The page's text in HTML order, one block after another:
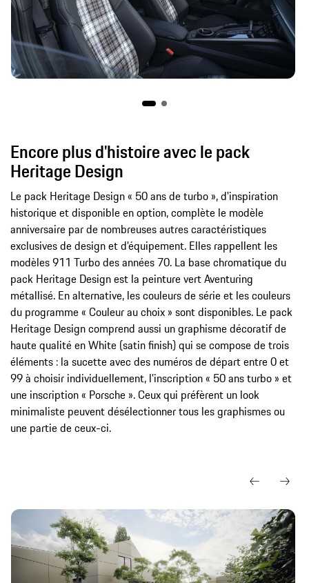
Encore plus d'histoire avec le pack
Heritage Design
Le pack Heritage Design « 50 ans de turbo », d'inspiration
historique et disponible en option, complète le modèle
anniversaire par de nombreuses autres caractéristiques
exclusives de design et d'équipement. Elles rappellent les
modèles 911 Turbo des années 70. La base chromatique du
pack Heritage Design est la peinture vert Aventuring
métallisé. En alternative, les couleurs de série et les couleurs
du programme « Couleur au choix » sont disponibles. Le pack
Heritage Design comprend aussi un graphisme décoratif de
haute qualité en White (satin finish) qui se compose de trois
éléments : la sucette avec des numéros de départ entre 0 et
99 à choisir individuellement, l'inscription « 50 ans turbo » et
une inscription « Porsche ». Ceux qui préfèrent un look
minimaliste peuvent désélectionner tous les graphismes ou
une partie de ceux-ci.